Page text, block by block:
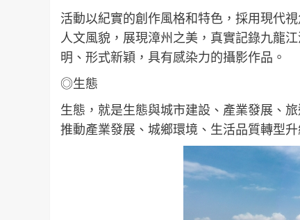
活動以紀實的創作風格和特色， 採用現代
人文風貌，展現漳州之美 ，真實記錄九龍
明、形式新穎，具有感染力的攝影作品。
◎生態
生態，就是生態與城市建設、產業發展、
推動產業發展、城鄉環境、生活品質轉型